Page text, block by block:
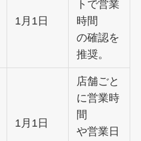
1月1日
トで営業
時間
の確認を
推奨。
1月1日
店舗ごと
に営業時
間
や営業日